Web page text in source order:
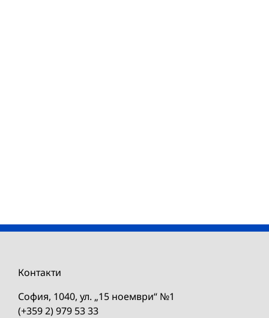
Контакти
София, 1040, ул. „15 ноември“ №1
(+359 2) 979 53 33